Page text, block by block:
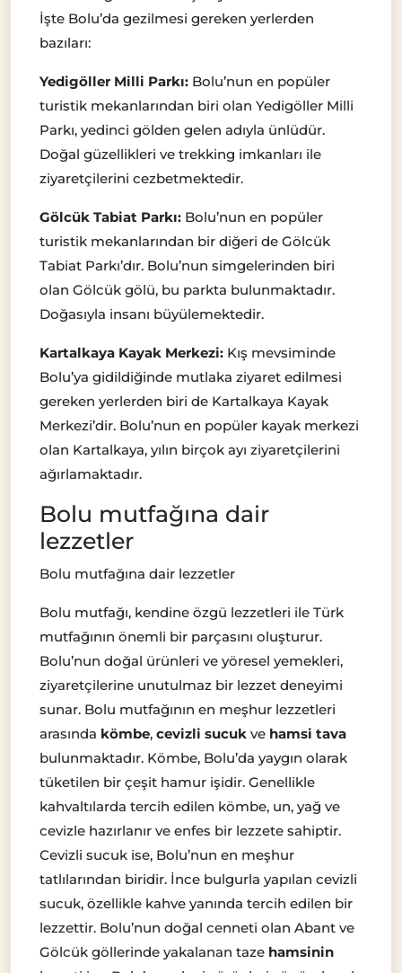
İşte Bolu’da gezilmesi gereken yerlerden
bazıları:
Yedigöller Milli Parkı: Bolu’nun en popüler
turistik mekanlarından biri olan Yedigöller Milli
Parkı, yedinci gölden gelen adıyla ünlüdür.
Doğal güzellikleri ve trekking imkanları ile
ziyaretçilerini cezbetmektedir.
Gölcük Tabiat Parkı: Bolu’nun en popüler
turistik mekanlarından bir diğeri de Gölcük
Tabiat Parkı’dır. Bolu’nun simgelerinden biri
olan Gölcük gölü, bu parkta bulunmaktadır.
Doğasıyla insanı büyülemektedir.
Kartalkaya Kayak Merkezi: Kış mevsiminde
Bolu’ya gidildiğinde mutlaka ziyaret edilmesi
gereken yerlerden biri de Kartalkaya Kayak
Merkezi’dir. Bolu’nun en popüler kayak merkezi
olan Kartalkaya, yılın birçok ayı ziyaretçilerini
ağırlamaktadır.
Bolu mutfağına dair
lezzetler
Bolu mutfağına dair lezzetler
Bolu mutfağı, kendine özgü lezzetleri ile Türk
mutfağının önemli bir parçasını oluşturur.
Bolu’nun doğal ürünleri ve yöresel yemekleri,
ziyaretçilerine unutulmaz bir lezzet deneyimi
sunar. Bolu mutfağının en meşhur lezzetleri
arasında kömbe, cevizli sucuk ve hamsi tava
bulunmaktadır. Kömbe, Bolu’da yaygın olarak
tüketilen bir çeşit hamur işidir. Genellikle
kahvaltılarda tercih edilen kömbe, un, yağ ve
cevizle hazırlanır ve enfes bir lezzete sahiptir.
Cevizli sucuk ise, Bolu’nun en meşhur
tatlılarından biridir. İnce bulgurla yapılan cevizli
sucuk, özellikle kahve yanında tercih edilen bir
lezzettir. Bolu’nun doğal cenneti olan Abant ve
Gölcük göllerinde yakalanan taze hamsinin